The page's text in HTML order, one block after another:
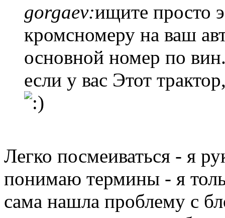
gorgaev:ищите просто
кромсномеру на ваш
основной номер по
если у вас Этот
Легко посмеиваться - я
понимаю термины - я
сама нашла проблему с